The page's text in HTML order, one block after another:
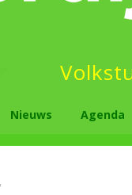
Nieuws Agenda